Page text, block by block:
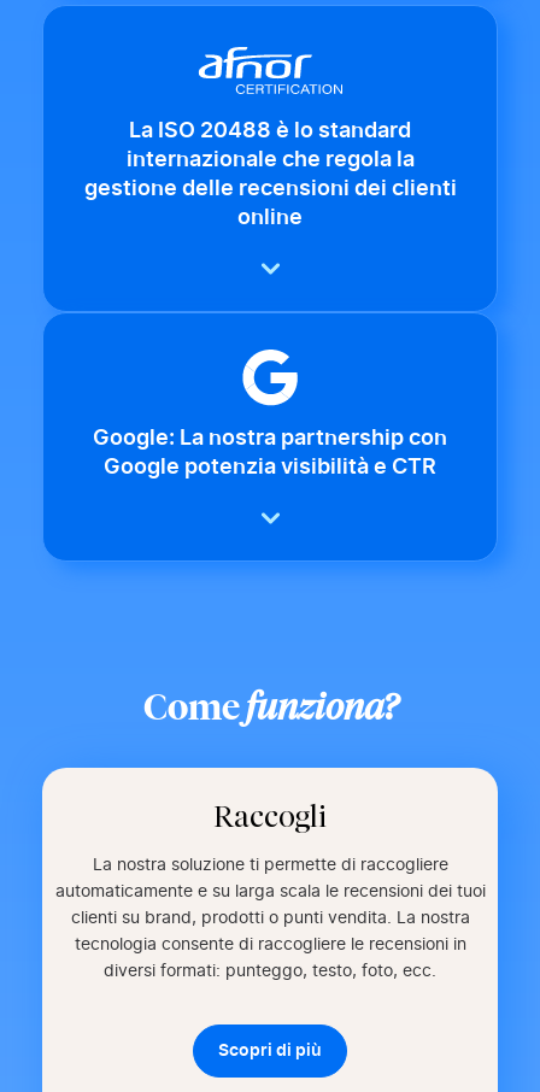
La ISO 20488 è lo standard
internazionale che regola la
gestione delle recensioni dei clienti
online
Google: La nostra partnership con
Google potenzia visibilità e CTR
Comefunziona?
Raccogli
La nostra soluzione ti permette di raccogliere
automaticamente e su larga scala le recensioni dei tuoi
clienti su brand, prodotti o punti vendita. La nostra
tecnologia consente di raccogliere le recensioni in
diversi formati: punteggo, testo, foto, ecc.
Scopri di più